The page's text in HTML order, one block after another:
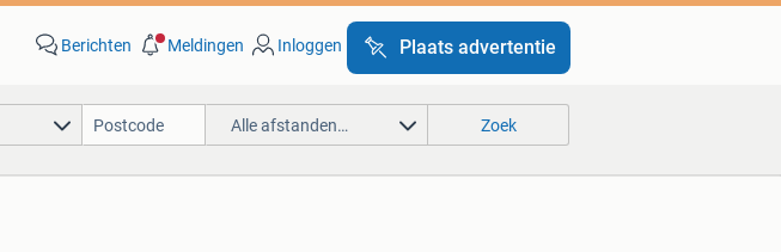
Berichten Meldingen Inloggen Plaats advertentie
Alle afstanden… Zoek